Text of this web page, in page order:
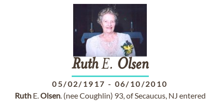
RuthE. Olsen
05/02/1917 - 06/10/2010
RuthE.Olsen. (nee Coughlin) 93, of Secaucus, NJ entered